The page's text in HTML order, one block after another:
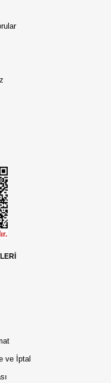
ve İptal